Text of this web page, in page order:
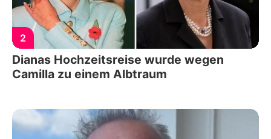
2
Dianas Hochzeitsreise wurde wegen
Camilla zu einem Albtraum